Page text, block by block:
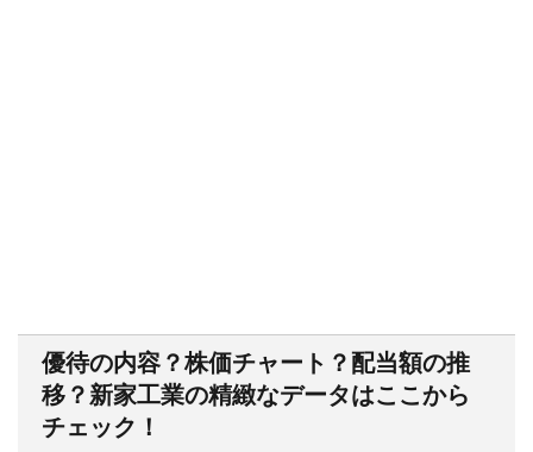
優待の内容？株価チャート？配当額の推
移？新家工業の精緻なデータはここから
チェック！